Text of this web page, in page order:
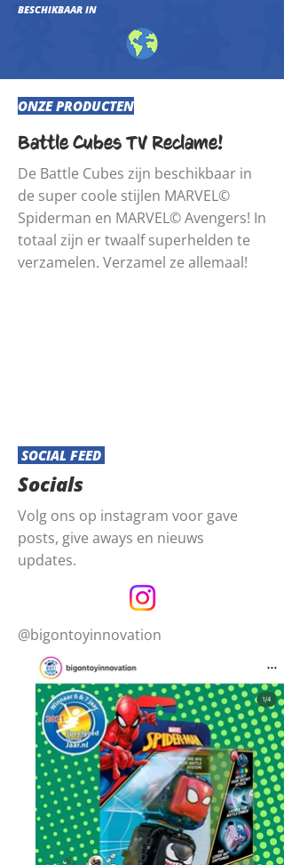
BESCHIKBAAR IN
ONZE PRODUCTEN
Battle Cubes TV Reclame!
De Battle Cubes zijn beschikbaar in
de super coole stijlen MARVEL©
Spiderman en MARVEL© Avengers! In
totaal zijn er twaalf superhelden te
verzamelen. Verzamel ze allemaal!
SOCIAL FEED
Socials
Volg ons op instagram voor gave
posts, give aways en nieuws
updates.
@bigontoyinnovation